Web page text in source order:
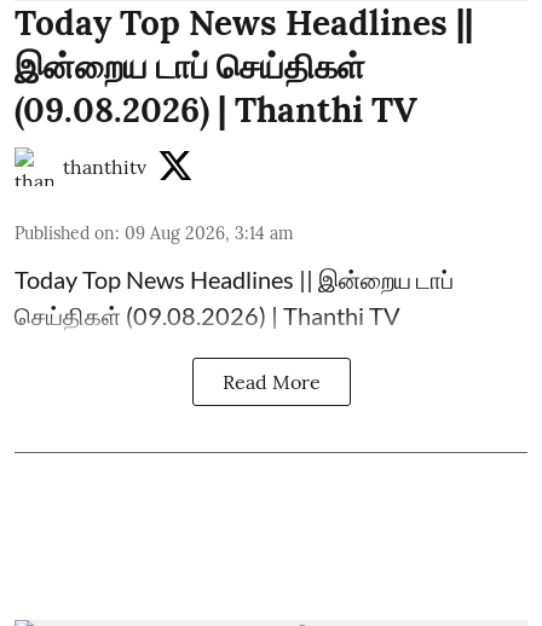
Today Top News Headlines ||
இன்றைய டாப் செய்திகள்
(09.08.2026) | Thanthi TV
thanthitv
Published on: 09 Aug 2026, 3:14 am
Today Top News Headlines || இன்றைய டாப்
செய்திகள் (09.08.2026) | Thanthi TV
Read More